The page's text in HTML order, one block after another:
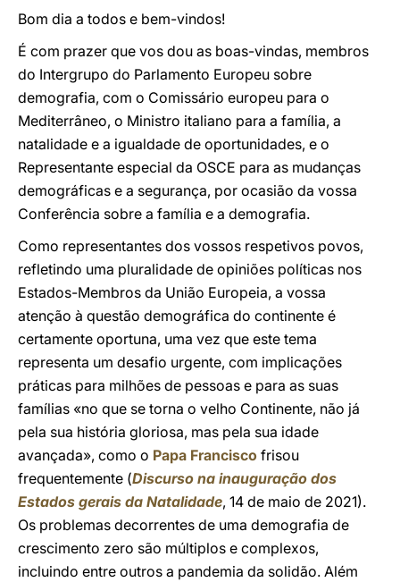
Bom dia a todos e bem-vindos!
É com prazer que vos dou as boas-vindas, membros
do Intergrupo do Parlamento Europeu sobre
demografia, com o Comissário europeu para o
Mediterrâneo, o Ministro italiano para a família, a
natalidade e a igualdade de oportunidades, e o
Representante especial da OSCE para as mudanças
demográficas e a segurança, por ocasião da vossa
Conferência sobre a família e a demografia.
Como representantes dos vossos respetivos povos,
refletindo uma pluralidade de opiniões políticas nos
Estados-Membros da União Europeia, a vossa
atenção à questão demográfica do continente é
certamente oportuna, uma vez que este tema
representa um desafio urgente, com implicações
práticas para milhões de pessoas e para as suas
famílias «no que se torna o velho Continente, não já
pela sua história gloriosa, mas pela sua idade
avançada», como o Papa Francisco frisou
frequentemente (Discurso na inauguração dos
Estados gerais da Natalidade, 14 de maio de 2021).
Os problemas decorrentes de uma demografia de
crescimento zero são múltiplos e complexos,
incluindo entre outros a pandemia da solidão. Além